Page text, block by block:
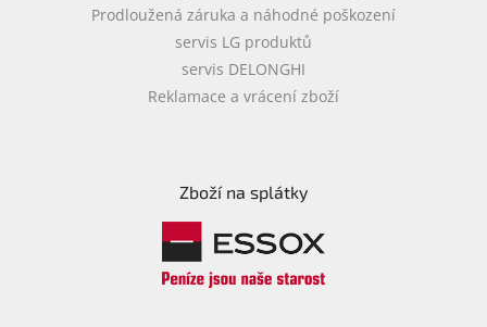
Prodloužená záruka a náhodné poškození
servis LG produktů
servis DELONGHI
Reklamace a vrácení zboží
Zboží na splátky